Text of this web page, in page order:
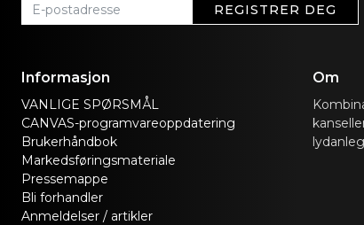
REGISTRER DEG
Informasjon
VANLIGE SPØRSMÅL
CANVAS-programvareoppdatering
Brukerhåndbok
Markedsføringsmateriale
Pressemappe
Bli forhandler
Anmeldelser / artikler
Om